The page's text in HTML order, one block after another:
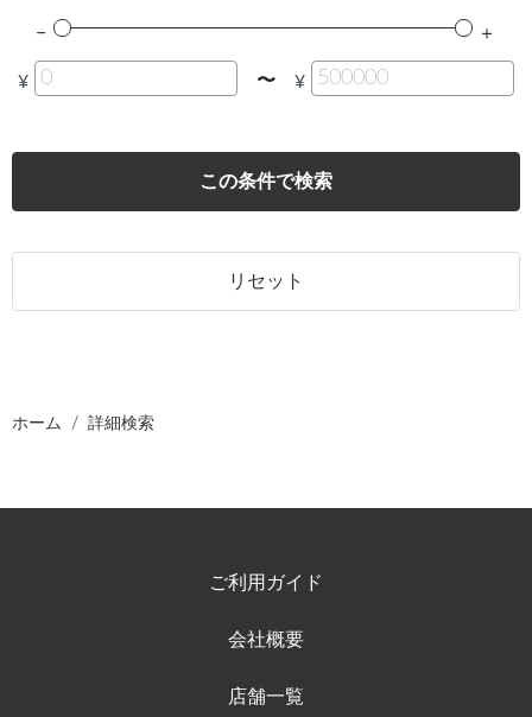
¥ 〜 ¥
この条件で検索
リセット
ホーム 詳細検索
ご利用ガイド
会社概要
店舗一覧